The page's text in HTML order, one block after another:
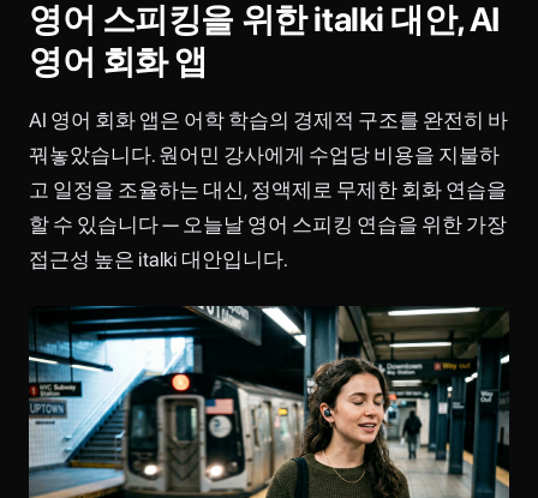
영어 스피킹을 위한 italki 대안, AI
영어 회화 앱
AI 영어 회화 앱은 어학 학습의 경제적 구조를 완전히 바
꿔놓았습니다. 원어민 강사에게 수업당 비용을 지불하
고 일정을 조율하는 대신, 정액제로 무제한 회화 연습을
할 수 있습니다 — 오늘날 영어 스피킹 연습을 위한 가장
접근성 높은 italki 대안입니다.